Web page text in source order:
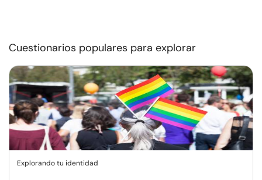
Cuestionarios populares para explorar
Explorando tu identidad